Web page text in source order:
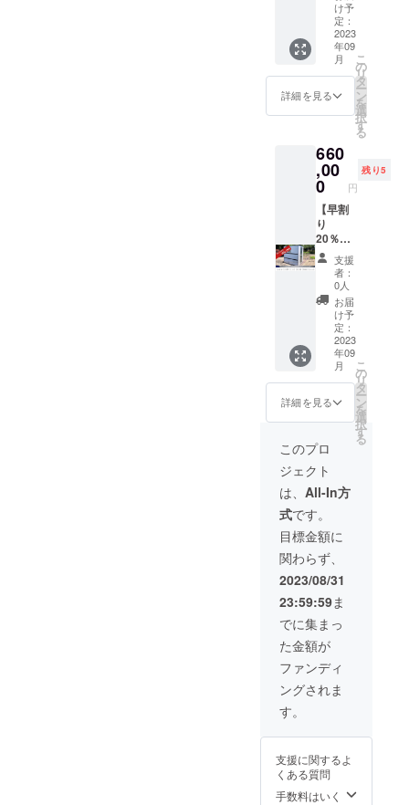
乾燥し
いた
け、こ
んにゃ
く、食
塩） / ソ
ルビ
トー
（アミ
ノ
酸）、
酸化防
止剤
（ビタ
ミン
E）、
（一部
に小
麦・大
豆を含
む）
【昆
布】 う
るち米
産）、
塩昆布
白加水
分解
物、昆
布、食
味料
（アミ
ノ酸
等）、
甘味料
（ソル
ビトー
ル、甘
草）、
カラメ
ル色
素、増
粘多糖
情報
鮭：さ
け わか
め、昆
布：ア
注意事
項 在庫
等の都
合によ
り、同
機能の
商品に
変更す
る場合
いま
す。 商
品デザ
インの
変更に
より、
色・デ
ザイン
が写真
と異な
る場合
がござ
いま
す。 予
告なく
セット
内容を
変更す
る場合
がござ
いま
す。
枚 １３.
簡易寝
袋：2袋
１４. 消
毒薬：1
個 １５.
脱脂綿
（20本
入）：1
ガー
ゼ：1個
１７. ば
んそう
こう
（15枚
入）：1
個 １８.
包帯：1
個 １９.
三角
巾：1個
２０. マ
スク：6
枚 ２１.
サージ
カル
テー
プ：1個
２２. 携
帯トイ
レ：6個
２３. 給
水袋
（5L）
：2袋
２４. 防
災用ウ
エット
ティッ
シュ：2
個 ２５.
スリッ
パ：2足
２６. 圧
縮袋：2
袋 ２７.
レイン
２８. カ
個 ２９.
歯ブラ
シ：2本
指定は
不可
軽ト
ラック
の搬入
経路は
ご確認
お願い
致しま
区・関
西地区
除く本
州・九
州・四
国】限
定5台
内訳
本体価
308,000
円+運搬
費
220,000
円 時
間指定
は不可
軽ト
ラック
の搬入
経路は
ご確認
お願い
致しま
す。
け予
定：
2023
年09
月
詳細を見る
こ
の
リ
タ
ー
ン
を
選
択
す
る
660
,00
0 円
残り5
【早割
り
20％
％OFF
北海道
地区】
限定5台
内訳
本体価
308,000
円+運搬
費
352,000
円 北
海道地
区 時
間指定
は不可
軽ト
ラック
の搬入
経路は
ご確認
お願い
致しま
す。
支援
者：
0人
お届
け予
定：
2023
年09
月
詳細を見る
こ
の
リ
タ
ー
ン
を
選
択
す
る
このプロ
ジェクト
は、 All-In方
式です。
目標金額に
関わらず、
2023/08/31
23:59:59ま
でに集まっ
た金額が
ファンディ
ングされま
す。
支援に関するよ
くある質問
手数料はいく